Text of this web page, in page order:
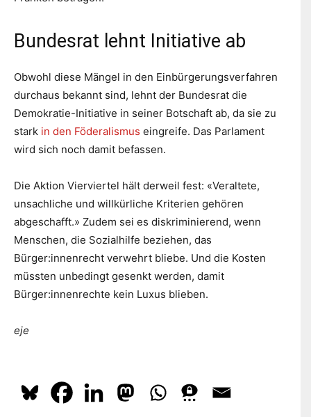
Bundesrat lehnt Initiative ab
Obwohl diese Mängel in den Einbürgerungsverfahren
durchaus bekannt sind, lehnt der Bundesrat die
Demokratie-Initiative in seiner Botschaft ab, da sie zu
stark in den Föderalismus eingreife. Das Parlament
wird sich noch damit befassen.
Die Aktion Vierviertel hält derweil fest: «Veraltete,
unsachliche und willkürliche Kriterien gehören
abgeschafft.» Zudem sei es diskriminierend, wenn
Menschen, die Sozialhilfe beziehen, das
Bürger:innenrecht verwehrt bliebe. Und die Kosten
müssten unbedingt gesenkt werden, damit
Bürger:innenrechte kein Luxus blieben.
eje